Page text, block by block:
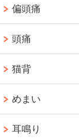
偏頭痛
頭痛
猫背
めまい
耳鳴り